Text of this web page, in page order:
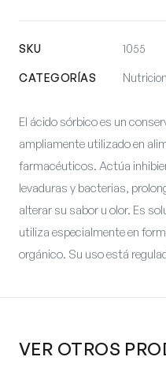
SKU 1055
CATEGORÍAS
El ácido sórbico es un
ampliamente utilizado en
farmacéuticos. Actúa
levaduras y bacterias,
alterar su sabor u olor. Es
utiliza especialmente en
orgánico. Su uso está
VER OTROS